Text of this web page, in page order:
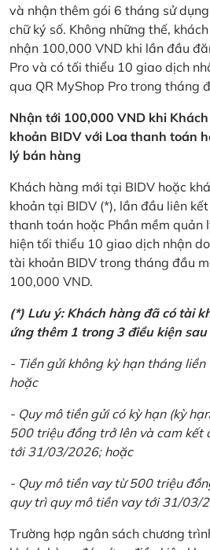
và nhận thêm gói 6 tháng sử
chữ ký số. Không những thế,
nhận 100,000 VND khi lần đầu
Pro và có tối thiểu 10 giao dịch
qua QR MyShop Pro trong tháng
Nhận tới 100,000 VND khi
khoản BIDV với Loa thanh toán
lý bán hàng
Khách hàng mới tại BIDV hoặc
khoản tại BIDV (*), lần đầu liên
thanh toán hoặc Phần mềm quản
hiện tối thiểu 10 giao dịch nhận
tài khoản BIDV trong tháng đầu
100,000 VND.
(*) Lưu ý: Khách hàng đã có tài
ứng thêm 1 trong 3 điều kiện
- Tiền gửi không kỳ hạn tháng
hoặc
- Quy mô tiền gửi có kỳ hạn (kỳ
500 triệu đồng trở lên và cam kết
tới 31/03/2026; hoặc
- Quy mô tiền vay từ 500 triệu
quy trì quy mô tiền vay tới 31/03/
Trường hợp ngân sách chương